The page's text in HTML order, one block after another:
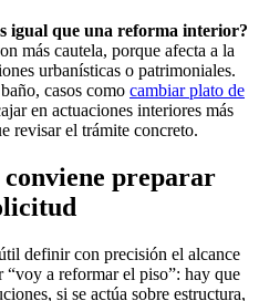
igual que una reforma interior?
más cautela, porque afecta a la
urbanísticas o patrimoniales.
casos como cambiar plato de
en actuaciones interiores más
revisar el trámite concreto.
preparar
definir con precisión el alcance
a reformar el piso”: hay que
si se actúa sobre estructura,